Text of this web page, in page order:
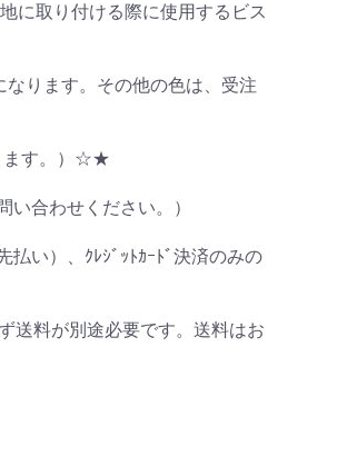
取り付ける際に使用するビス
ります。その他の色は、受注
ます。）☆★
合わせください。）
い）、ｸﾚｼﾞｯﾄｶｰﾄﾞ決済のみの
送料が別途必要です。送料はお